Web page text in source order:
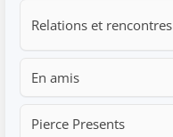
Relations et rencontres
En amis
Pierce Presents